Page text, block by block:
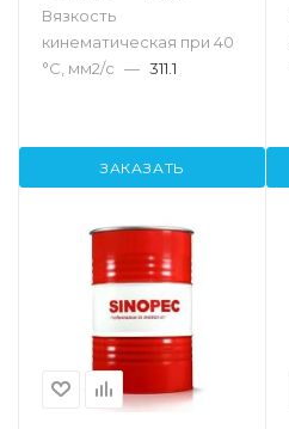
Вязкость
кинематическая при 40
°С, мм2/с — 311.1
ЗАКАЗАТЬ